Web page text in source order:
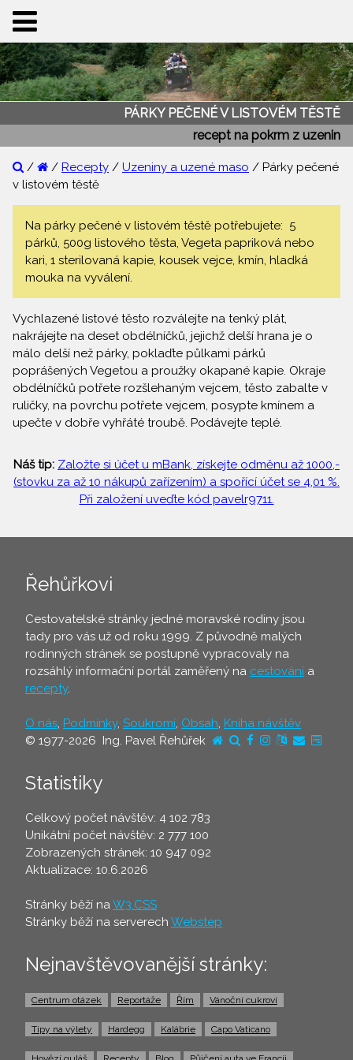
PÁRKY PEČENÉ V LISTOVÉM TĚSTĚ
recept na pokrm z uzenin
/ / Recepty / Uzeniny a uzené maso / Párky pečené
v listovém těstě
Na párky pečené v listovém těstě potřebujete: 5
párků, 500g listového těsta, Vegeta papriková nebo
kari, 1 sterilovaná kapie, kousek vejce, kmín, hladká
mouka na vyválení.
Vychlazené listové těsto rozválejte na tenký plát,
nakrájejte na deset obdélníčků, jejichž delší hrana je o
málo delší než párky, poklaďte půlkami párků
poprášených Vegetou a proužky okapané kapie. Okraje
obdélníčků potřete rozšlehaným vejcem, těsto zabalte v
ruličky, na povrchu potřete vejcem, posypte kmínem a
upečte v dobře vyhřáté troubě. Podávejte teplé.
Náš tip: Založte si účet u mBank, získejte odměnu až 1000,-
(stovku za až 10 nákupů zařízením) a spořící účet se 4,01 %.
Při založení uveďte kód pavelr9711.
Řehůřkovi
Cestovatelské stránky jedné moravské rodiny jsou
tady pro vás už od roku 1999. Z původně malých
rodinných stránek se postupně vypracovaly na
rozsáhlý informační portál zaměřený na cestování a
recepty.
O nás, Podmínky, Soukromí, Obsah, Kniha návštěv
© 1977-2026 Ing. Pavel Řehůřek
Statistiky
Celkový počet návštěv: 4 102 783
Unikátní počet návštěv: 2 777 100
Zobrazených stránek: 10 947 092
Aktualizace: 10.6.2026
Stránky běží naW3.CSS
Stránky běží na serverech Webstep
Nejnavštěvovanější stránky:
Centrum otázek Reportáže Řím Vánoční cukroví
Tipy na výlety Hardegg Kalábrie Capo Vaticano